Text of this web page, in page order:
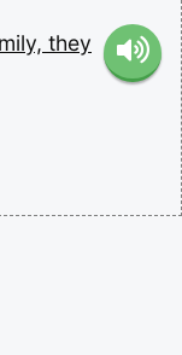
they